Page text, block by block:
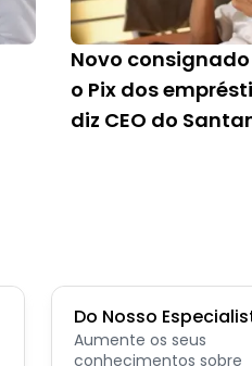
Novo
o Pix dos
diz CEO do
Do Nosso
Aumente os seus
conhecimentos sobre